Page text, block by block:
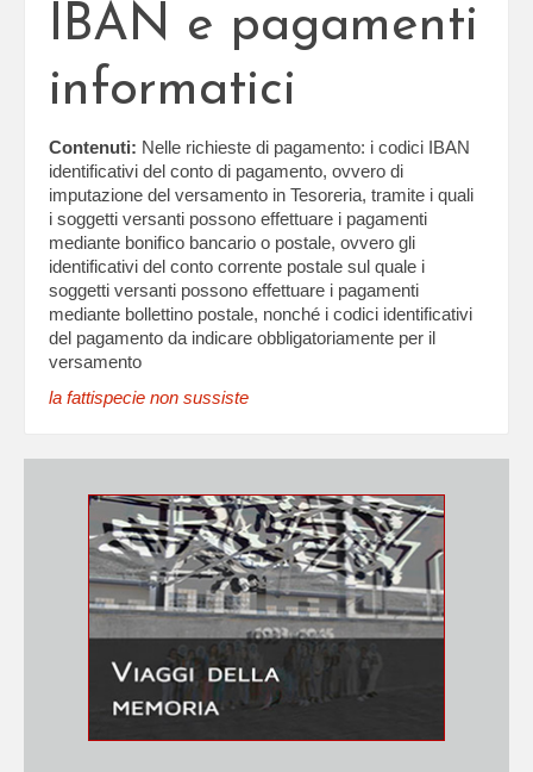
IBAN e pagamenti
informatici
Contenuti: Nelle richieste di pagamento: i codici IBAN
identificativi del conto di pagamento, ovvero di
imputazione del versamento in Tesoreria, tramite i quali
i soggetti versanti possono effettuare i pagamenti
mediante bonifico bancario o postale, ovvero gli
identificativi del conto corrente postale sul quale i
soggetti versanti possono effettuare i pagamenti
mediante bollettino postale, nonché i codici identificativi
del pagamento da indicare obbligatoriamente per il
versamento
la fattispecie non sussiste